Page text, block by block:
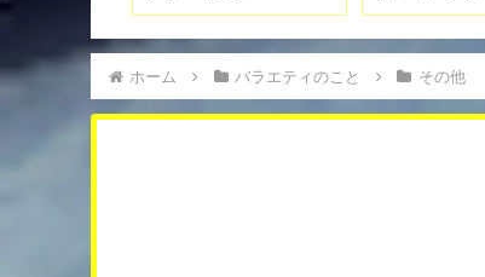
ホーム バラエティのこと その他